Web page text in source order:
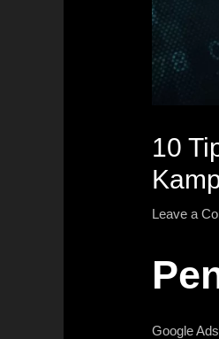
10
Leave a
Google